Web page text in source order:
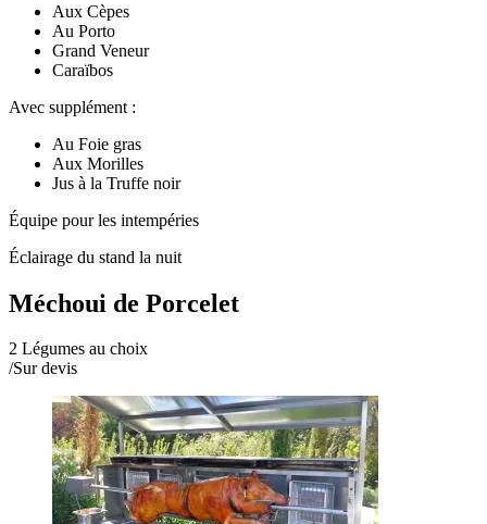
Aux Cèpes
Au Porto
Grand Veneur
Caraïbos
Avec supplément :
Au Foie gras
Aux Morilles
Jus à la Truffe noir
Équipe pour les intempéries
Éclairage du stand la nuit
Méchoui de Porcelet
2 Légumes au choix
/Sur devis